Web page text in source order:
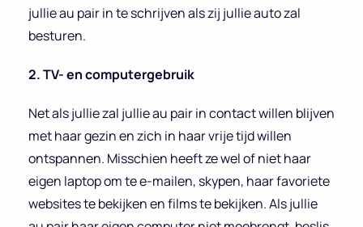
jullie au pair in te schrijven als zij jullie auto zal
besturen.
2. TV- en computergebruik
Net als jullie zal jullie au pair in contact willen blijven
met haar gezin en zich in haar vrije tijd willen
ontspannen. Misschien heeft ze wel of niet haar
eigen laptop om te e-mailen, skypen, haar favoriete
websites te bekijken en films te bekijken. Als jullie